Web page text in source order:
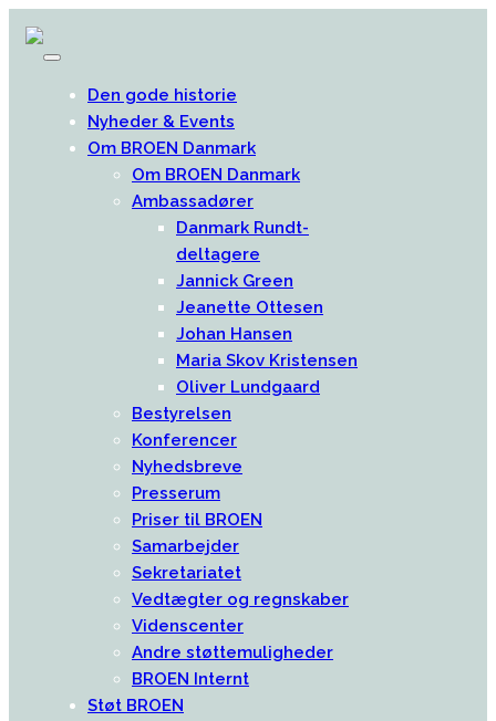
Den gode historie
Nyheder & Events
Om BROEN Danmark
Om BROEN Danmark
Ambassadører
Danmark Rundt-
deltagere
Jannick Green
Jeanette Ottesen
Johan Hansen
Maria Skov Kristensen
Oliver Lundgaard
Bestyrelsen
Konferencer
Nyhedsbreve
Presserum
Priser til BROEN
Samarbejder
Sekretariatet
Vedtægter og regnskaber
Videnscenter
Andre støttemuligheder
BROEN Internt
Støt BROEN